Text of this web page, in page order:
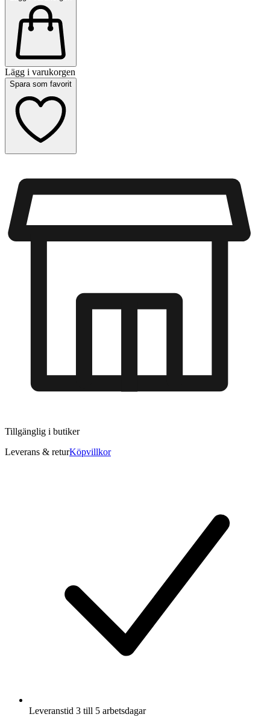
Lägg i varukorgen
Spara som favorit
Tillgänglig i butiker
Leverans & returKöpvillkor
Leveranstid 3 till 5 arbetsdagar